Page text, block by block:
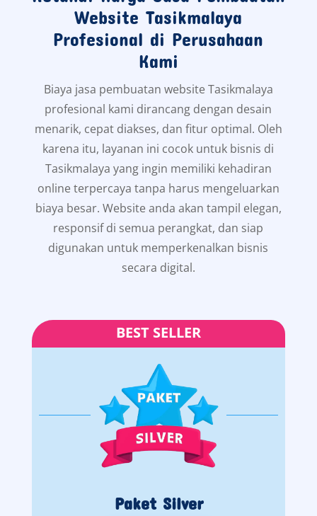
Website Tasikmalaya
Profesional di Perusahaan
Kami
Biaya jasa pembuatan website Tasikmalaya
profesional kami dirancang dengan desain
menarik, cepat diakses, dan fitur optimal. Oleh
karena itu, layanan ini cocok untuk bisnis di
Tasikmalaya yang ingin memiliki kehadiran
online terpercaya tanpa harus mengeluarkan
biaya besar. Website anda akan tampil elegan,
responsif di semua perangkat, dan siap
digunakan untuk memperkenalkan bisnis
secara digital.
BEST SELLER
Paket Silver